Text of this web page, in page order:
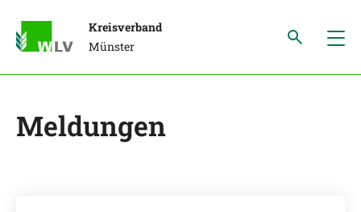
Kreisverband
Münster
Meldungen